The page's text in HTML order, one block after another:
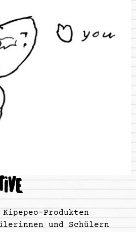
Produkten
und Schülern